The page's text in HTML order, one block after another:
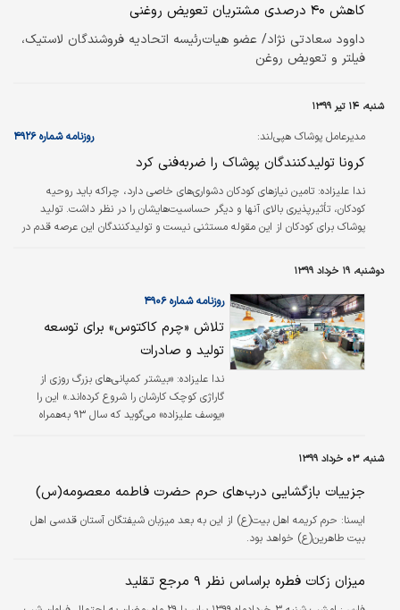
کاهش ۴۰ درصدی مشتریان تعویض روغنی
داوود سعادتی نژاد/ عضو هیات‌رئیسه اتحادیه فروشندگان لاستیک،
فیلتر و تعویض روغن
شنبه، ۱۴ تیر ۱۳۹۹
مدیرعامل پوشاک هپی‌لند: روزنامه شماره ۴۹۲۶
کرونا تولیدکنندگان پوشاک را ضربه‌فنی کرد
ندا علیزاده: تامین نیازهای کودکان دشواری‌های خاصی دارد، چراکه باید روحیه
کودکان، تأثیرپذیری بالای آنها و دیگر حساسیت‌هایشان را در نظر داشت. تولید
پوشاک برای کودکان از این مقوله مستثنی نیست و تولیدکنندگان این عرصه قدم در
که امروز شاهدیم، توجه ویژه‌ای به پوشاک کودکان نمی‌شد و با کمبود تولیدکنندگان
ماهر و جدی در این زمینه روبه‌رو بودیم، اما برخی برندها به این مسیر وارد شدند و
چرخ آن را به حرکت درآوردند.
دوشنبه، ۱۹ خرداد ۱۳۹۹
روزنامه شماره ۴۹۰۶
تلاش «چرم کاکتوس» برای توسعه
تولید و صادرات
ندا علیزاده: «بیشتر کمپانی‌های بزرگ روزی از
گاراژی کوچک کارشان را شروع کرده‌اند.» این را
«یوسف علیزاده» می‌گوید که سال ۹۳ به‌همراه
یک‌هزار و ۲۰۰ متری رسیدند. آنها سه سال پس از
شروع فعالیت، دارای ۱۰ شعبه و نمایندگی فروش
در کشور و یک نمایندگی فروش در ملبورن استرالیا
شنبه، ۰۳ خرداد ۱۳۹۹
جزییات بازگشایی درب‌های حرم حضرت فاطمه معصومه(س)
ايسنا: حرم کریمه اهل بیت(ع) از این به بعد میزبان شیفتگان آستان قدسی اهل
بیت طاهرین(ع) خواهد بود.
میزان زکات فطره براساس نظر ۹ مرجع تقلید